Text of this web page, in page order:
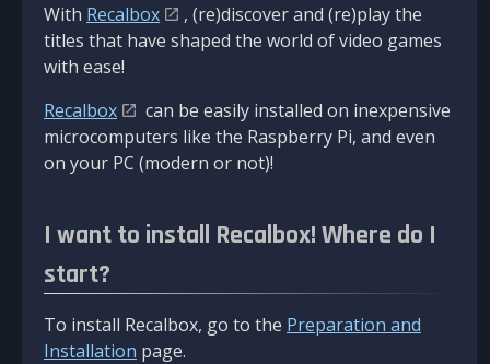
With Recalbox
, (re)discover and (re)play the
titles that have shaped the world of video games
with ease!
Recalbox
can be easily installed on inexpensive
microcomputers like the Raspberry Pi, and even
on your PC (modern or not)!
I want to install Recalbox! Where do I
start?
To install Recalbox, go to the Preparation and
Installation page.